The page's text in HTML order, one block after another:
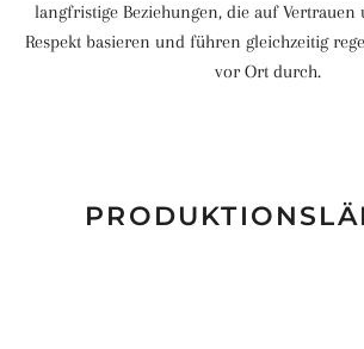
langfristige Beziehungen, die auf Vertrauen
Respekt basieren und führen gleichzeitig
vor Ort durch.